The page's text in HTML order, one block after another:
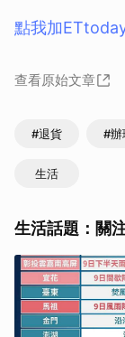
點我加
查看原始文章
#退貨 #辦
生活
生活話題：關